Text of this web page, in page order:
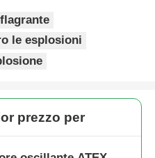
le esplosioni
prezzo per